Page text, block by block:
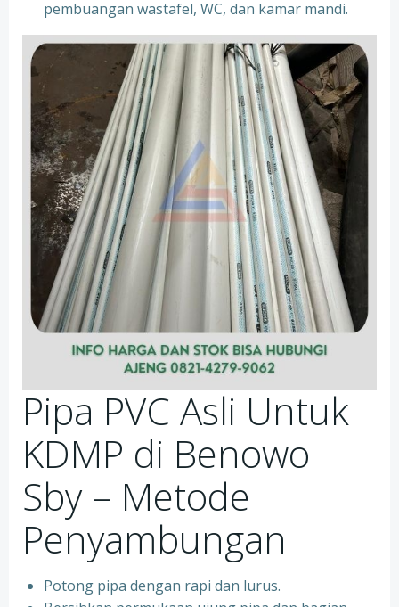
pembuangan wastafel, WC, dan kamar mandi.
Pipa PVC Asli Untuk
KDMP di Benowo
Sby – Metode
Penyambungan
Potong pipa dengan rapi dan lurus.